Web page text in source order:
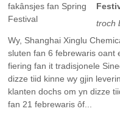
troch
Wy, Shanghai Xinglu
sluten fan 6 febrewaris oant
fiering fan it tradisjonele
dizze tiid kinne wy ​​gjin
klanten dochs om yn dizze
fan 21 febrewaris ôf...